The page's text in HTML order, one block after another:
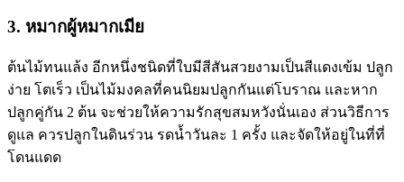
3. หมากผู้หมากเมีย
ต้นไม้ทนแล้ง อีกหนึ่งชนิดที่ใบมีสีสันสวยงามเป็นสีแดงเข้ม ปลูก
ง่าย โตเร็ว เป็นไม้มงคลที่คนนิยมปลูกกันแต่โบราณ และหาก
ปลูกคู่กัน 2 ต้น จะช่วยให้ความรักสุขสมหวังนั่นเอง ส่วนวิธีการ
ดูแล ควรปลูกในดินร่วน รดน้ำวันละ 1 ครั้ง และจัดให้อยู่ในที่ที่
โดนแดด